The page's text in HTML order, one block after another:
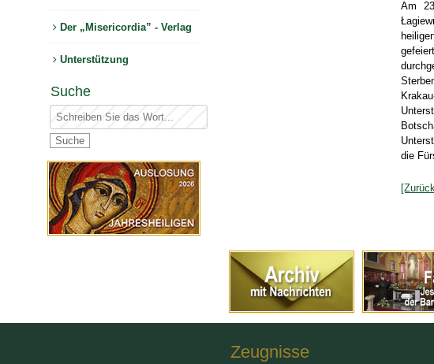
Der „Misericordia” - Verlag
Unterstützung
Suche
Am
die
Zeugnisse